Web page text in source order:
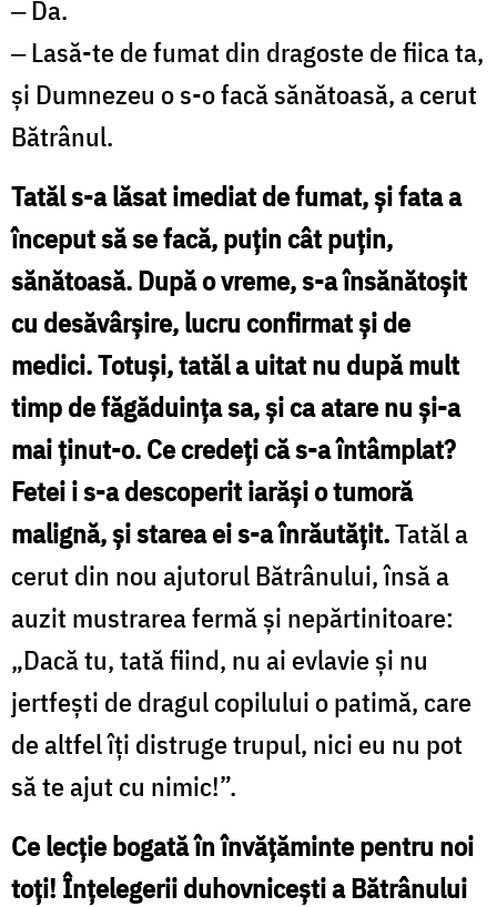
‒ Da.
‒ Lasă-te de fumat din dragoste de fiica ta,
şi Dumnezeu o s-o facă sănătoasă, a cerut
Bătrânul.
Tatăl s-a lăsat imediat de fumat, şi fata a
început să se facă, puţin cât puţin,
sănătoasă. După o vreme, s-a însănătoşit
cu desăvârşire, lucru confirmat şi de
medici. Totuşi, tatăl a uitat nu după mult
timp de făgăduinţa sa, şi ca atare nu şi-a
mai ţinut-o. Ce credeţi că s-a întâmplat?
Fetei i s-a descoperit iarăşi o tumoră
malignă, şi starea ei s-a înrăutăţit.Tatăl a
cerut din nou ajutorul Bătrânului, însă a
auzit mustrarea fermă şi nepărtinitoare:
„Dacă tu, tată fiind, nu ai evlavie şi nu
jertfeşti de dragul copilului o patimă, care
de altfel îţi distruge trupul, nici eu nu pot
să te ajut cu nimic!”.
Ce lecţie bogată în învăţăminte pentru noi
toţi! Înţelegerii duhovniceşti a Bătrânului